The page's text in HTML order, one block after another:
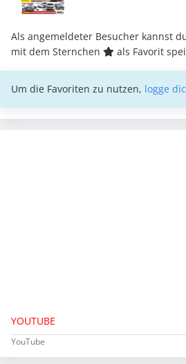
Als angemeldeter Besucher kannst
mit dem Sternchen
als Favorit
Um die Favoriten zu nutzen, logge
YOUTUBE
YouTube